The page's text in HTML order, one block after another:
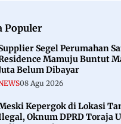
Populer
Segel Perumahan
Mamuju Buntut
Belum Dibayar
08 Agu 2026
Kepergok di Lokasi
Oknum DPRD Toraja